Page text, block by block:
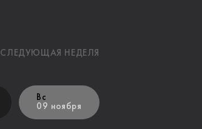
СЛЕДУЮЩАЯ НЕДЕЛЯ
Вс
09 ноября